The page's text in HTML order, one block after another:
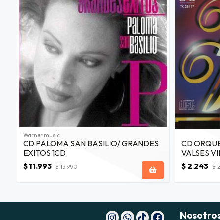
Warner music
CD PALOMA SAN BASILIO/ GRANDES
EXITOS 1CD
$ 11.993 $ 15.990
CD
VALSES
$ 2.243 $